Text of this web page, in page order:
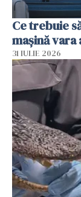
Ce trebuie
mașină vara
31 IULIE 2026